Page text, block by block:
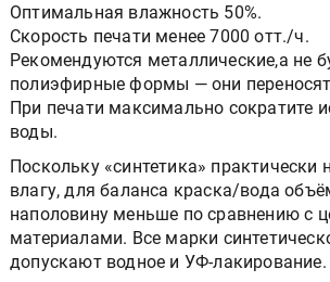
Оптимальная влажность 50%.
Скорость печати менее 7000 отт./ч.
Рекомендуются металлические,а не
полиэфирные формы — они
При печати максимально сократите
воды.
Поскольку «синтетика» практически
влагу, для баланса краска/вода
наполовину меньше по сравнению с
материалами. Все марки
допускают водное и УФ-лакирование.